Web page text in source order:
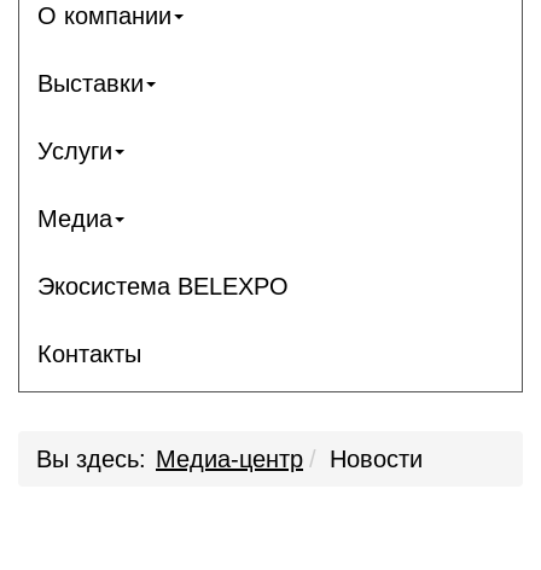
О компании
Выставки
Услуги
Медиа
Экосистема BELEXPO
Контакты
Вы здесь: Медиа-центр Новости